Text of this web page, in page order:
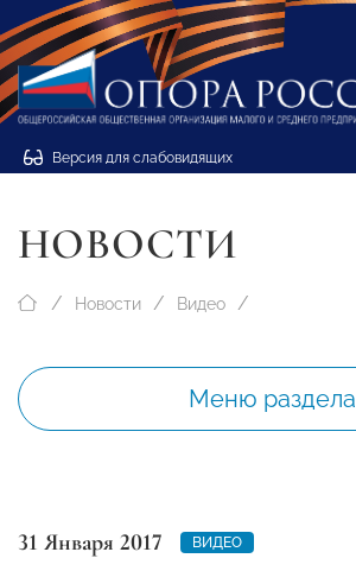
Версия для слабовидящих
НОВОСТИ
Новости Видео
Меню раздела
31 Января 2017 ВИДЕО